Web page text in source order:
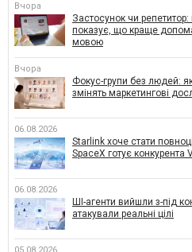
Вчора
Застосунок чи
показує, що краще
мовою
Вчора
Фокус-групи без людей:
змінять маркетингові
06.08.2026
Starlink хоче стати
SpaceX готує конкурента
06.08.2026
ШІ-агенти вийшли з-під
атакували реальні цілі